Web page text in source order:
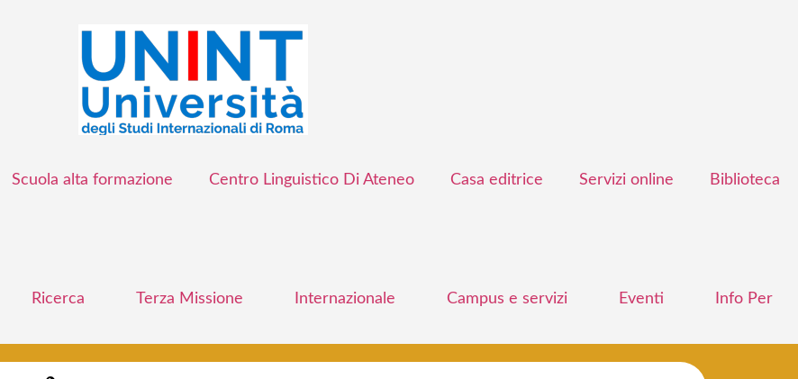
Scuola alta formazione Centro Linguistico Di Ateneo Casa editrice Servizi online Biblioteca
Ricerca Terza Missione Internazionale Campus e servizi Eventi Info Per